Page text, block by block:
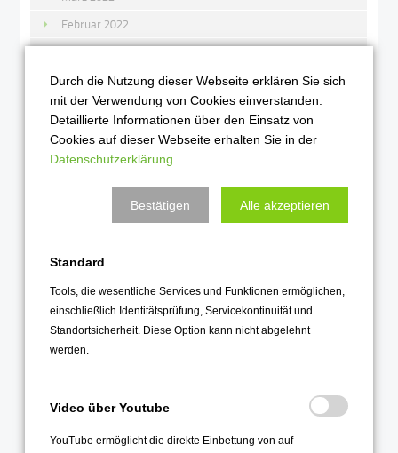
Februar 2022
Januar 2022
2021
Dezember 2021
November 2021
September 2021
Juli 2021
Juni 2021
Mai 2021
April 2021
Februar 2021
Durch die Nutzung dieser Webseite erklären Sie sich
mit der Verwendung von Cookies einverstanden.
Detaillierte Informationen über den Einsatz von
Cookies auf dieser Webseite erhalten Sie in der
Datenschutzerklärung
Bestätigen Alle akzeptieren
Standard
Tools, die wesentliche Services und Funktionen ermöglichen,
einschließlich Identitätsprüfung, Servicekontinuität und
Standortsicherheit. Diese Option kann nicht abgelehnt
werden.
Video über Youtube
YouTube ermöglicht die direkte Einbettung von auf